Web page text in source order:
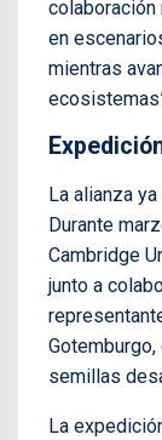
en
mientras
La alianza
Durante
Cambridge
junto a
semillas
La